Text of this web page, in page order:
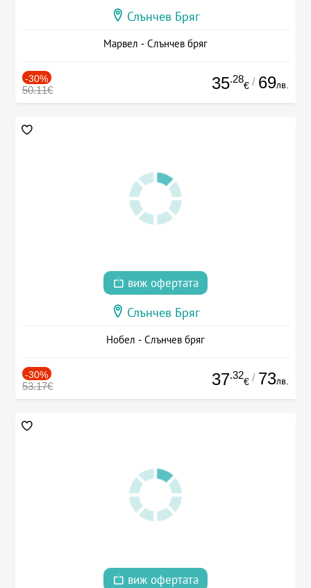
Слънчев Бряг
Марвел - Слънчев бряг
-30%
50.11€ 35.28
€ / 69лв.
виж офертата
Слънчев Бряг
Нобел - Слънчев бряг
-30%
53.17€ 37.32
€ / 73лв.
виж офертата